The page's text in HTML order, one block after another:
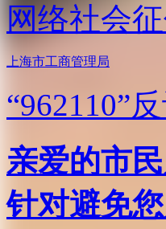
网络社会
上海市工商管理局
“962110”
亲爱的市
针对避免